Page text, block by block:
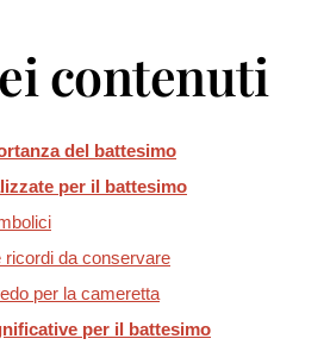
contenuti
del battesimo
per il battesimo
ricordi da conservare
per la cameretta
per il battesimo